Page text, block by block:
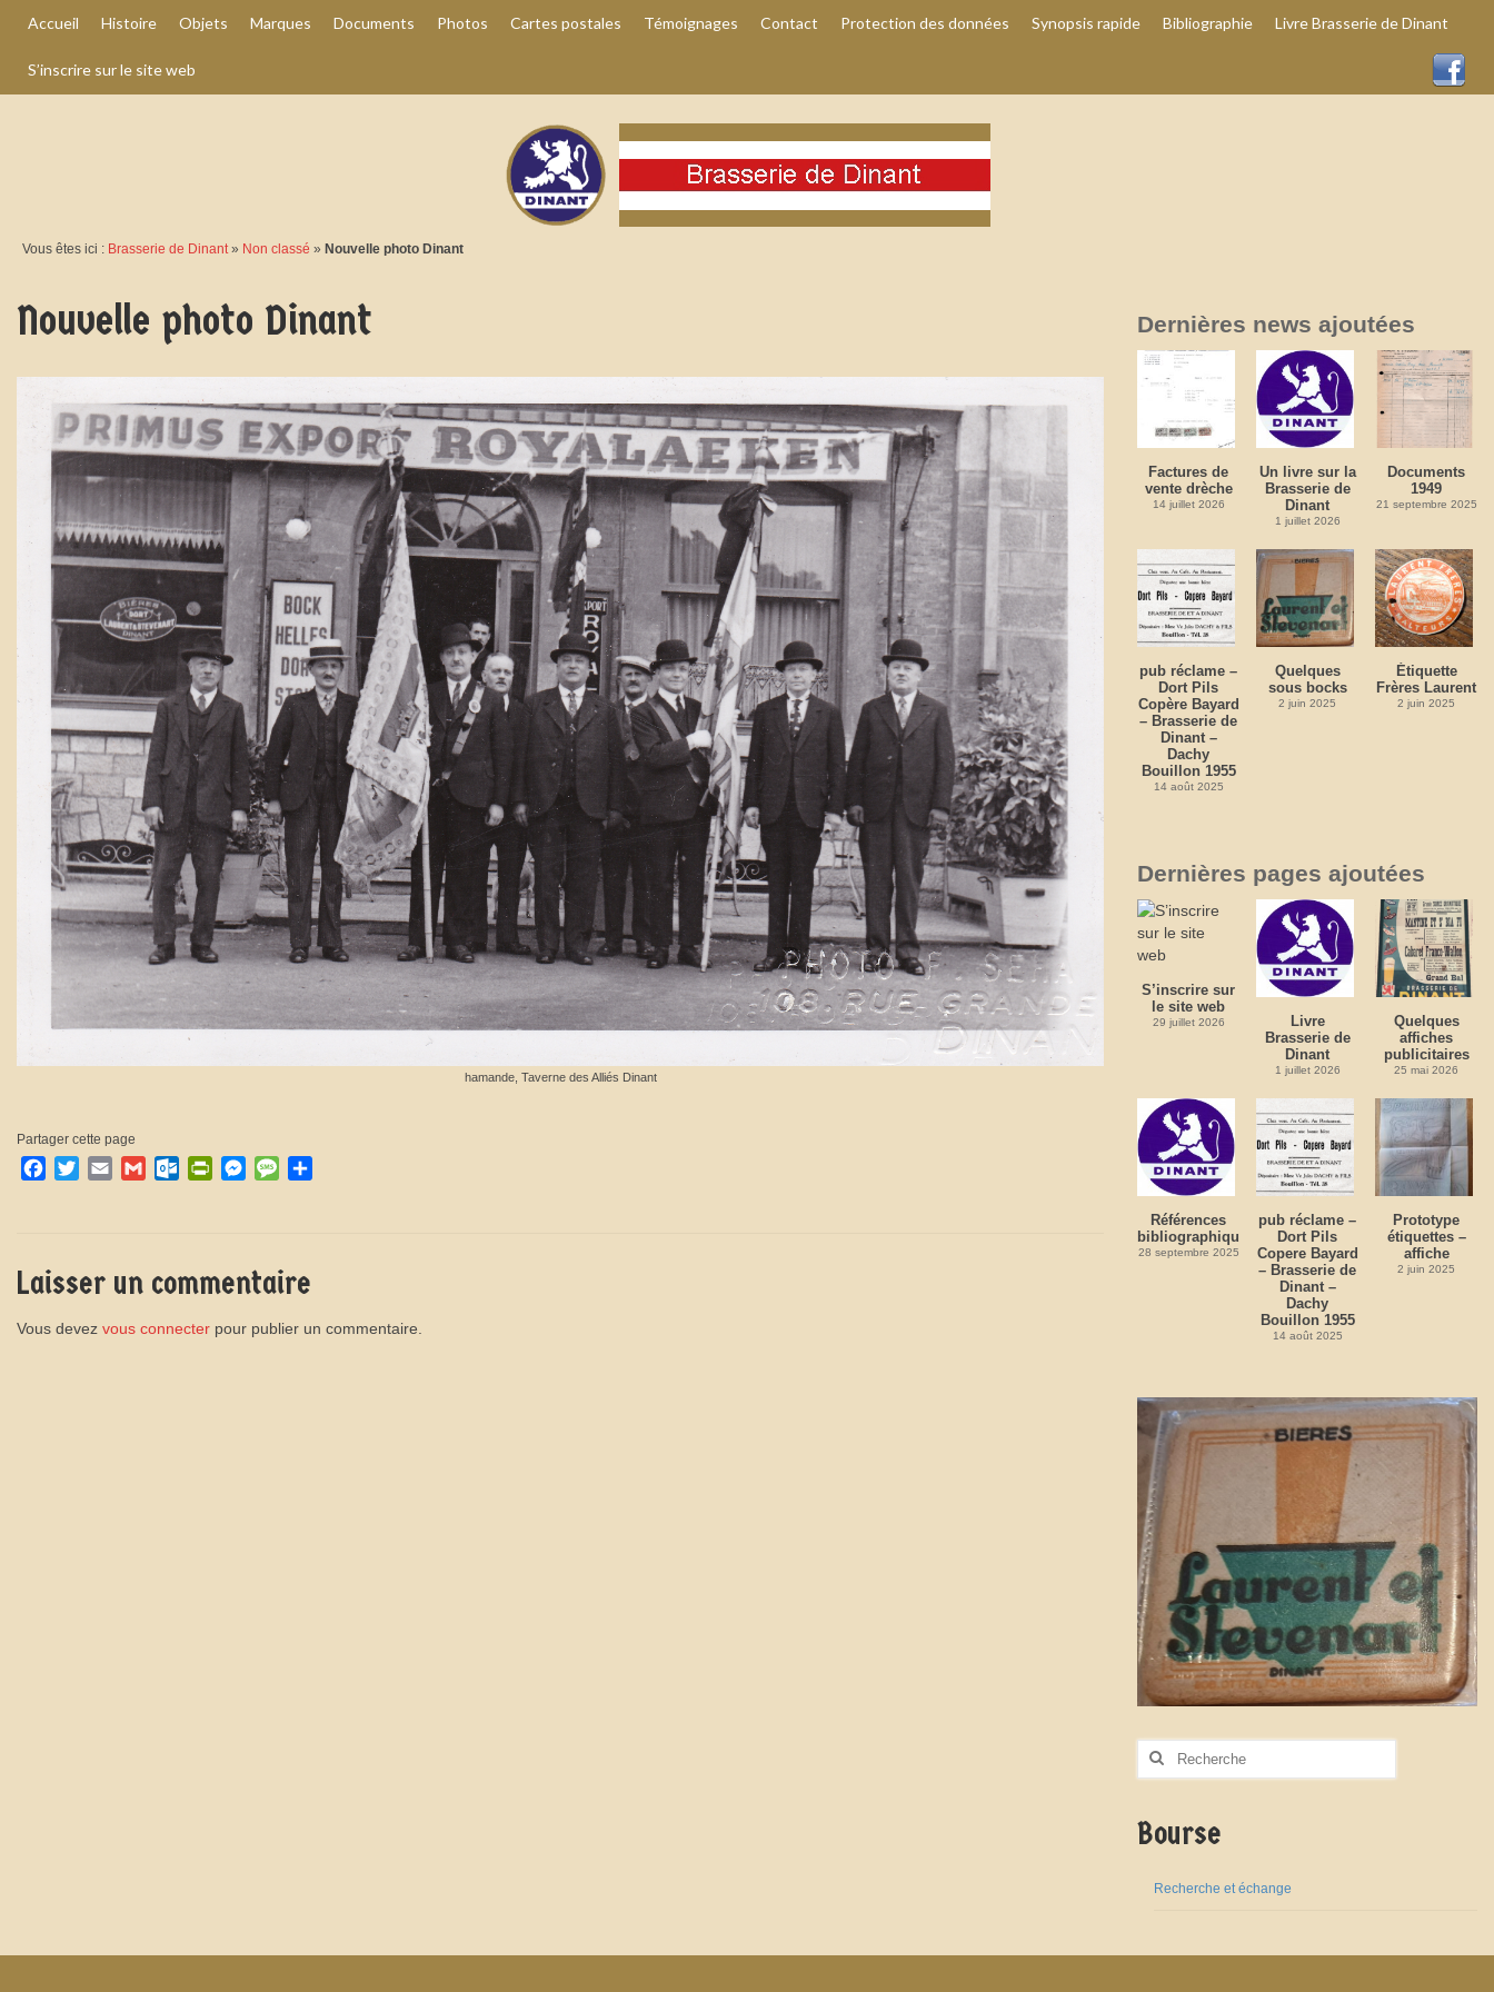
Accueil Histoire Objets Marques Documents Photos Cartes postales Témoignages Contact Protection des données Synopsis rapide Bibliographie Livre Brasserie de Dinant
S’inscrire sur le site web
Vous êtes ici : Brasserie de Dinant» Non classé » Nouvelle photo Dinant
Nouvelle photo Dinant
hamande, Taverne des Alliés Dinant
Partager cette page
Facebook
TwitterEmail GmailOutlook.com
PrintFriendly
Messenger
Message
Laisser un commentaire
Vous devez vous connecter pour publier un commentaire.
Dernières news ajoutées
Factures de
vente drèche
14 juillet 2026
Un livre sur la
Brasserie de
Dinant
1 juillet 2026
Documents
1949
21 septembre 2025
pub réclame –
Dort Pils
Copère Bayard
– Brasserie de
Dinant –
Dachy
Bouillon 1955
14 août 2025
Quelques
sous bocks
2 juin 2025
Étiquette
Frères Laurent
2 juin 2025
Dernières pages ajoutées
S’inscrire sur
le site web
29 juillet 2026
Livre
Brasserie de
Dinant
1 juillet 2026
Quelques
affiches
publicitaires
25 mai 2026
Références
bibliographiques
28 septembre 2025
pub réclame –
Dort Pils
Copere Bayard
– Brasserie de
Dinant –
Dachy
Bouillon 1955
14 août 2025
Prototype
étiquettes –
affiche
2 juin 2025
Rechercher
Bourse
Recherche et échange